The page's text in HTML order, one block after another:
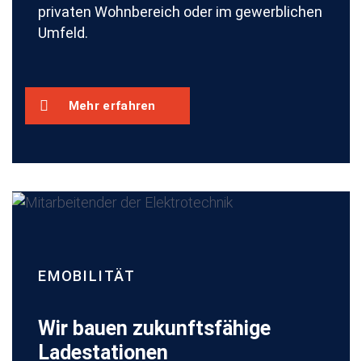
privaten Wohnbereich oder im gewerblichen
Umfeld.
Mehr erfahren
EMOBILITÄT
Wir bauen zukunftsfähige
Ladestationen